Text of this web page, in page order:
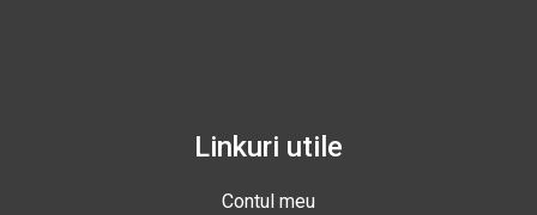
Linkuri utile
Contul meu